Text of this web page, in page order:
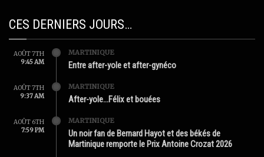
CES DERNIERS JOURS…
AOÛT 7TH
9:45 AM
MARTINIQUE
Entre after-yole et after-gynéco
AOÛT 7TH
9:37 AM
MARTINIQUE
After-yole…Félix et bouées
AOÛT 6TH
7:59 PM
MARTINIQUE
Un noir fan de Bernard Hayot et des békés de
Martinique remporte le Prix Antoine Crozat 2026